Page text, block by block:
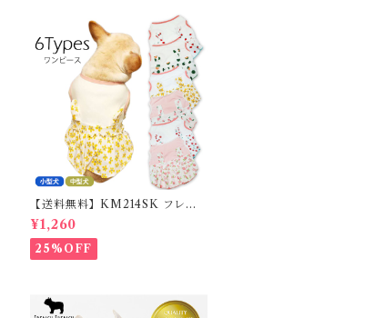
【送料無料】KM214SK フレブ
ル 女の子 スカート ワンピース夏
フリル 犬服 ドックウェア
¥1,260
25%OFF